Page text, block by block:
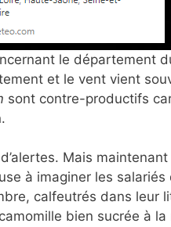
le département
et le vent vient
sont contre-productifs
Mais
à imaginer les
calfeutrés dans leur
bien sucrée à